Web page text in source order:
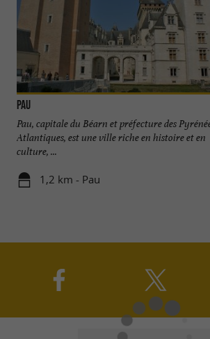
Pau
Pau, capitale du Béarn et préfecture des
Atlantiques, est une ville riche en histoire et en
culture, ...
1,2 km - Pau